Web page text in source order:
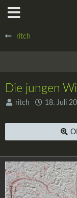
ritch
Die jungen
ritch 18. Juli